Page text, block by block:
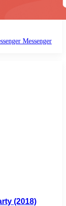
Messenger
(2018)